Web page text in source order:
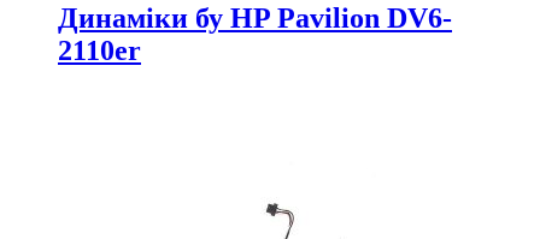
Динаміки бу HP Pavilion DV6-
2110er